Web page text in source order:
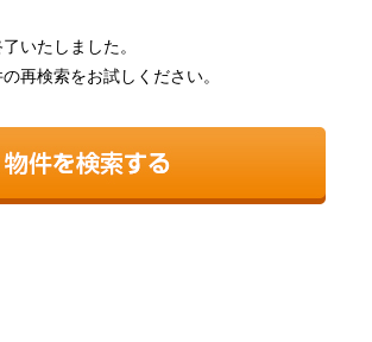
いたしました。
再検索をお試しください。